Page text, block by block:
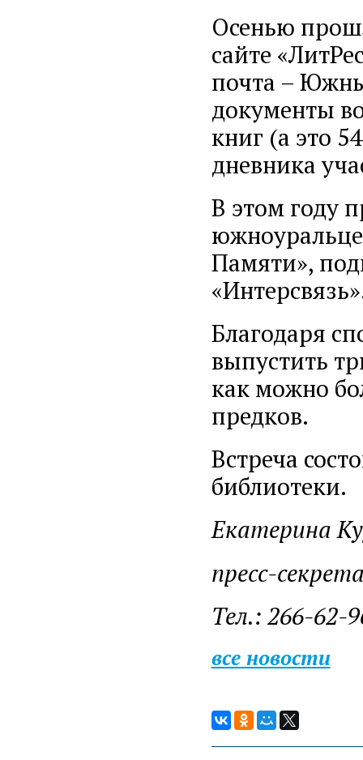
Осенью
сайте
почта –
документы
книг (а это
дневника
В этом году
Памяти»,
Благодаря
выпустить
как можно
предков.
Встреча
библиотеки.
Екатерина
пресс-
Тел.: 266-62-
все новости